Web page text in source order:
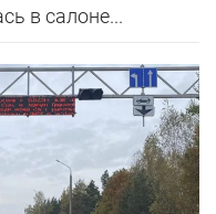
в салоне...